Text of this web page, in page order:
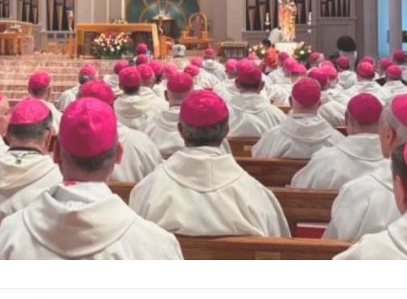
Fue el primer Papa americano es el
jesuita argentino Jorge Mario
Bergoglio, arzobispo de Buenos A...
Ver Biografï¿½a y Noticias
Presidente de los Estados Unidos.
Ver Biografï¿½a y Noticias